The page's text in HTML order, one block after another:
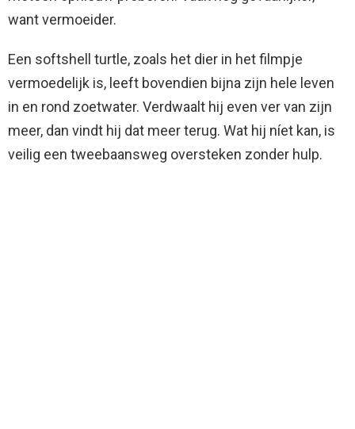
want vermoeider.
Een softshell turtle, zoals het dier in het filmpje
vermoedelijk is, leeft bovendien bijna zijn hele leven
in en rond zoetwater. Verdwaalt hij even ver van zijn
meer, dan vindt hij dat meer terug. Wat hij níet kan, is
veilig een tweebaansweg oversteken zonder hulp.